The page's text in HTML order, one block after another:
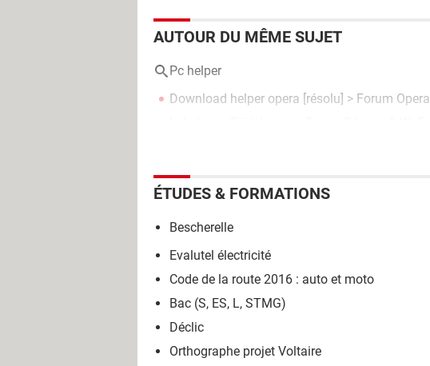
AUTOUR DU MÊME SUJET
Pc helper
Download helper opera [résolu] > Forum Opera
ÉTUDES & FORMATIONS
Bescherelle
Evalutel électricité
Code de la route 2016 : auto et moto
Bac (S, ES, L, STMG)
Déclic
Orthographe projet Voltaire